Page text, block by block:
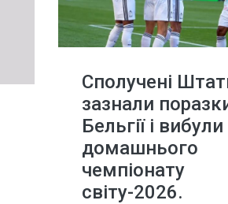
Сполучені
зазнали
Бельгії і вибули
домашнього
чемпіонату
світу-2026.